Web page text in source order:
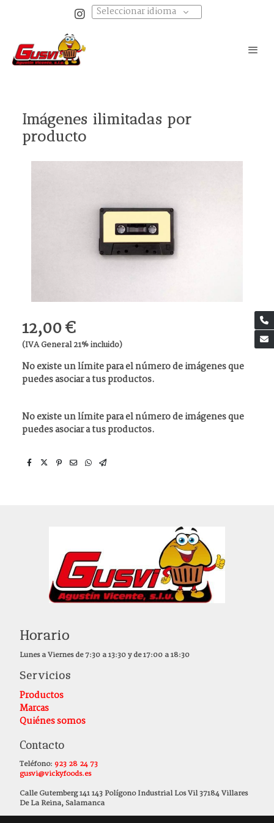
Seleccionar idioma
Imágenes ilimitadas por
producto
12,00 €
(IVA General 21% incluido)
No existe un límite para el número de imágenes que
puedes asociar a tus productos.
No existe un límite para el número de imágenes que
puedes asociar a tus productos.
Horario
Lunes a Viernes de 7:30 a 13:30 y de 17:00 a 18:30
Servicios
Productos
Marcas
Quiénes somos
Contacto
Teléfono: 923 28 24 73
gusvi@vickyfoods.es
Calle Gutemberg 141 143 Polígono Industrial Los Vil 37184 Villares
De La Reina, Salamanca